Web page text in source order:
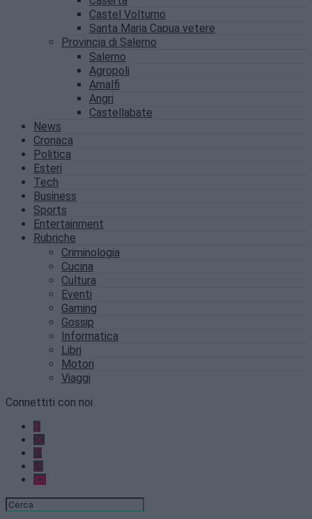
Castel Volturno
Santa Maria Capua vetere
Provincia di Salerno
Salerno
Agropoli
Amalfi
Angri
Castellabate
News
Cronaca
Politica
Esteri
Tech
Business
Sports
Entertainment
Rubriche
Criminologia
Cucina
Cultura
Eventi
Gaming
Gossip
Informatica
Libri
Motori
Viaggi
Connettiti con noi